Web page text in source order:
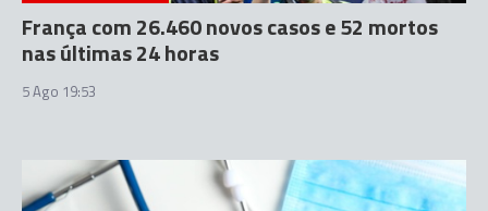
França com 26.460 novos casos e 52 mortos
nas últimas 24 horas
5 Ago 19:53